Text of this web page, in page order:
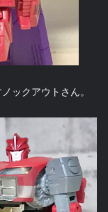
ックアウトさん。